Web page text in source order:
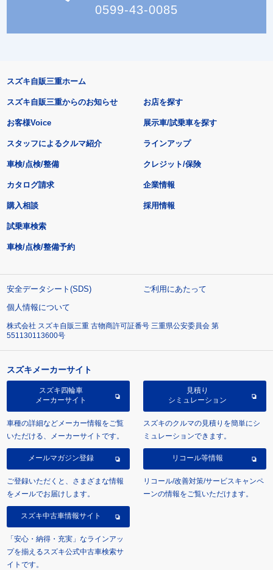
0599-43-0085
スズキ自販三重ホーム
スズキ自販三重からのお知らせ
お客様Voice
スタッフによるクルマ紹介
お店を探す
展示車/試乗車を探す
ラインアップ
車検/点検/整備 クレジット/保険
カタログ請求
購入相談
試乗車検索
車検/点検/整備予約
企業情報
採用情報
安全データシート(SDS)
ご利用にあたって
個人情報について
株式会社 スズキ自販三重 古物商許可証番号 三重県公安委員会 第
551130113600号
スズキメーカーサイト
スズキ四輪車
メーカーサイト
車種の詳細などメーカー情報をご覧
いただける、メーカーサイトです。
見積り
シミュレーション
スズキのクルマの見積りを簡単にシ
ミュレーションできます。
メールマガジン登録
ご登録いただくと、さまざまな情報
をメールでお届けします。
リコール等情報
リコール/改善対策/サービスキャンペ
ーンの情報をご覧いただけます。
スズキ中古車情報サイト
「安心・納得・充実」なラインアッ
プを揃えるスズキ公式中古車検索サ
イトです。